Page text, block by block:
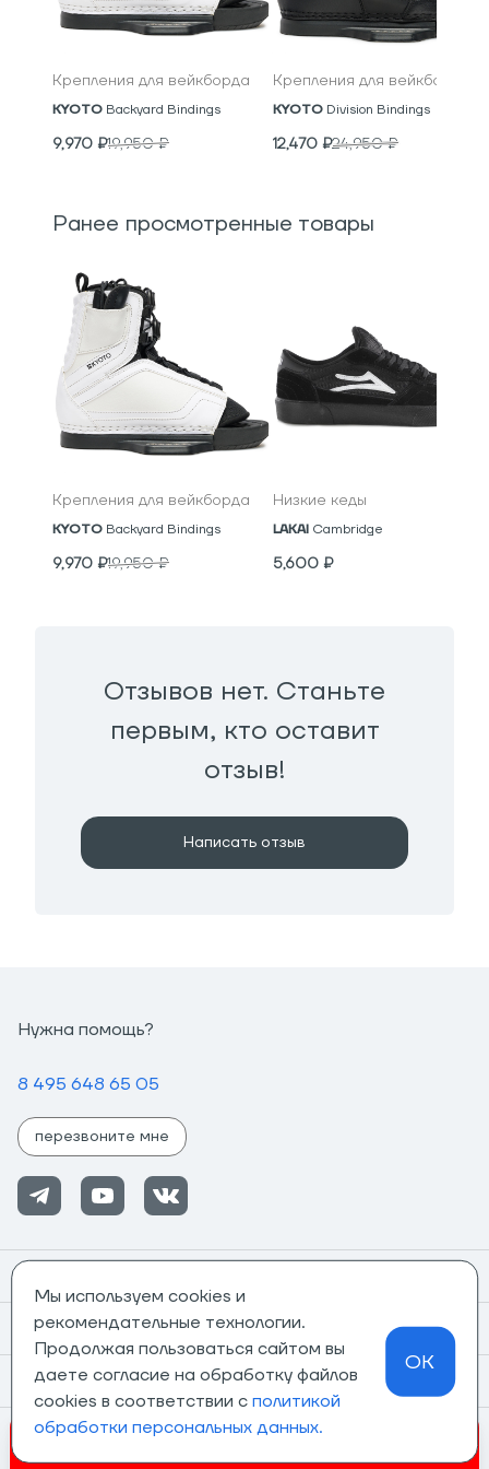
Крепления для вейкборда
KYOTO Backyard Bindings
9,970 ₽19,950₽
Крепления для вейкборда
KYOTO Division Bindings
12,470 ₽24,950₽
Ранее просмотренные товары
Крепления для вейкборда
KYOTO Backyard Bindings
9,970 ₽19,950₽
Низкие кеды
LAKAI Cambridge
5,600 ₽
Отзывов нет. Станьте
первым, кто оставит
отзыв!
Написать отзыв
Нужна помощь?
8 495 648 65 05
перезвоните мне
Информация
О компании
Магазины
Мы используем cookies и
рекомендательные технологии.
Продолжая пользоваться сайтом вы
даете согласие на обработку файлов
cookies в соответствии с политикой
обработки персональных данных.
OK